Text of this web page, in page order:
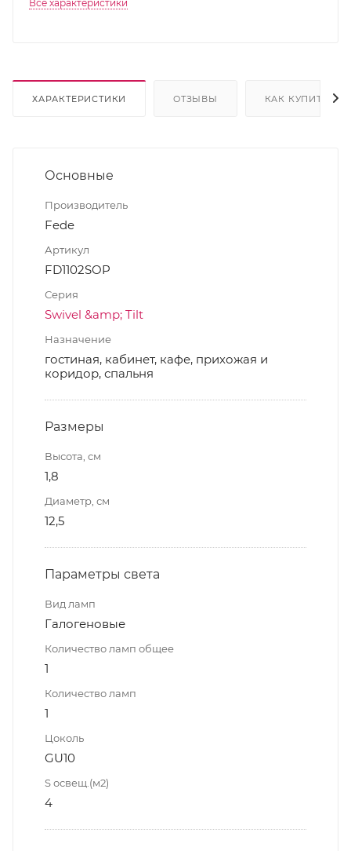
Все характеристики
ХАРАКТЕРИСТИКИ ОТЗЫВЫ КАК КУПИТЬ
Основные
Производитель
Fede
Артикул
FD1102SOP
Серия
Swivel &amp; Tilt
Назначение
гостиная, кабинет, кафе, прихожая и
коридор, спальня
Размеры
Высота, см
1,8
Диаметр, см
12,5
Параметры света
Вид ламп
Галогеновые
Количество ламп общее
1
Количество ламп
1
Цоколь
GU10
S освещ.(м2)
4